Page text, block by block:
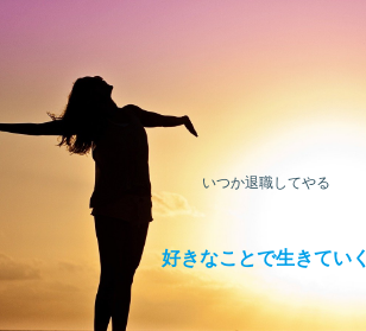
いつか退職してやる
好きなことで生きていく